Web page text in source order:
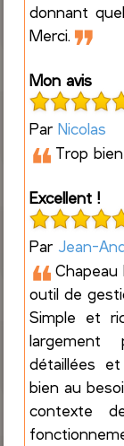
donnant
Merci. ❞
Mon avis
Par Nicolas
❝ Trop
Excellent !
Par Jean-
❝
outil de
Simple et
largement
détaillées
bien au
contexte